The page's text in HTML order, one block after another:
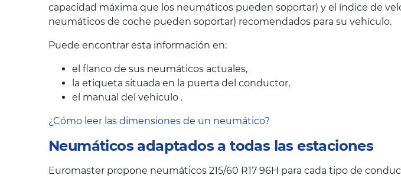
capacidad máxima que los neumáticos pueden soportar) y el índice de
neumáticos de coche pueden soportar) recomendados para su vehículo.
Puede encontrar esta información en:
el flanco de sus neumáticos actuales,
la etiqueta situada en la puerta del conductor,
el manual del vehiculo .
¿Cómo leer las dimensiones de un neumático?
Neumáticos adaptados a todas las estaciones
Euromaster propone neumáticos 215/60 R17 96H para cada tipo de